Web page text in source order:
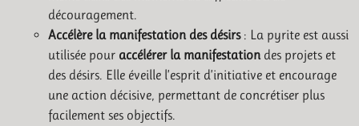
découragement.
Accélère la manifestation des désirs: La pyrite est aussi
utilisée pour accélérer la manifestationdes projets et
des désirs. Elle éveille l’esprit d’initiative et encourage
une action décisive, permettant de concrétiser plus
facilement ses objectifs.